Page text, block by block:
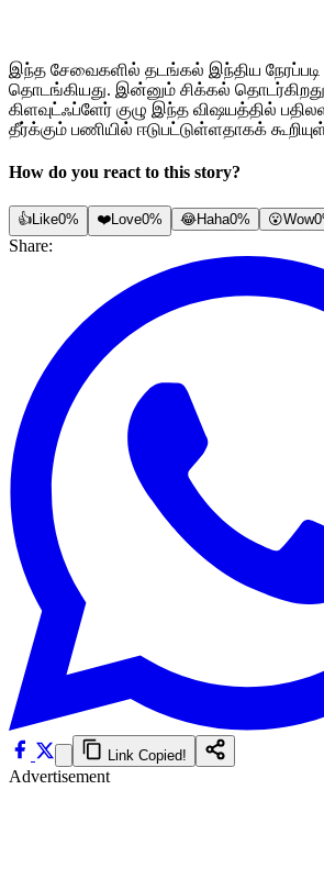
இந்த சேவைகளில் தடங்கல் இந்திய
தொடங்கியது. இன்னும் சிக்கல் தொடர்கிறது.
கிளவுட்ஃப்ளேர் குழு இந்த விஷயத்தில்
தீர்க்கும் பணியில் ஈடுபட்டுள்ளதாகக்
How do you react to this story?
👍Like0% ❤️Love0% 😂Haha0% 😮Wow
Share:
Link Copied!
Advertisement